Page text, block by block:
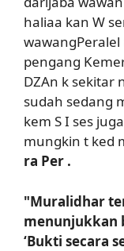
haliaa kan W
pengang
DZAn k sekitar
sudah sedang
kem S I ses
mungkin t ked
ra Per .
"Muralidhar
menunjukkan
‘Bukti secara